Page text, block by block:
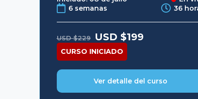
6 semanas
36
USD $229 Original
price
was:
USD
$229.
USD $199Current
price
CURSO INICIADO
Ver detalle del curso